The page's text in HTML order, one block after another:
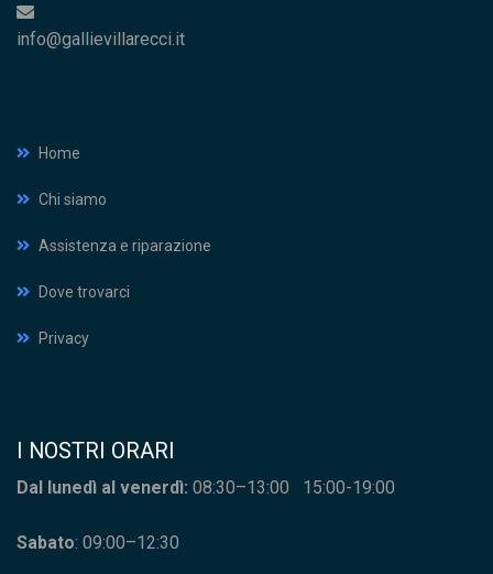
info@gallievillarecci.it
Home
Chi siamo
Assistenza e riparazione
Dove trovarci
Privacy
I NOSTRI ORARI
Dal lunedì al venerdì: 08:30–13:00 15:00-19:00
Sabato: 09:00–12:30